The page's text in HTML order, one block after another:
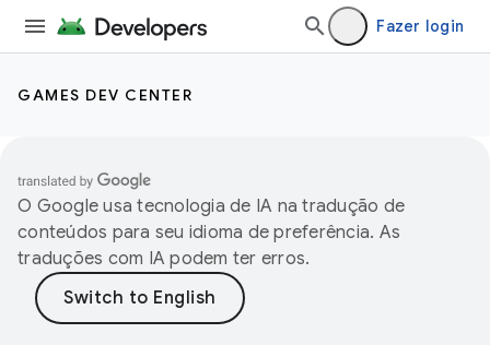
Fazer login
GAMES DEV CENTER
O Google usa tecnologia de IA na tradução de
conteúdos para seu idioma de preferência. As
traduções com IA podem ter erros.